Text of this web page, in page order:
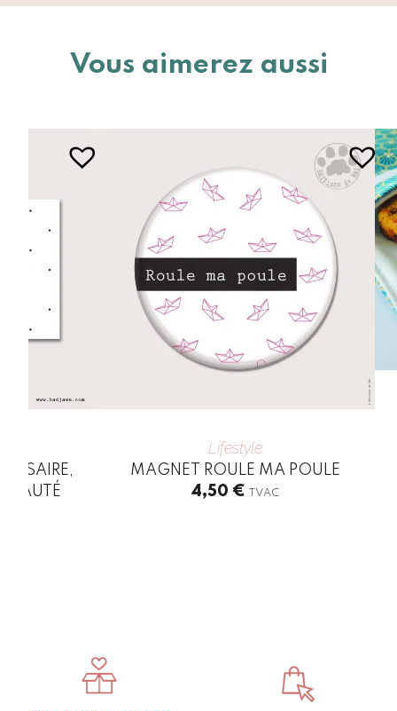
Vous aimerez aussi
Lifestyle
MAGNET ROULE MA POULE
4,50 € TVAC